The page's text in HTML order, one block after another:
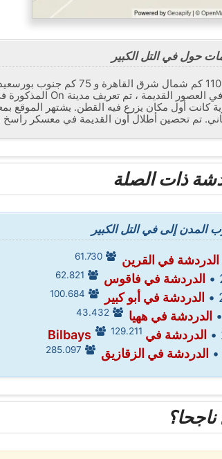
حول في التل الكبير
تم تحصين أطلال أون القديمة في معسكر راسخ
ذات الصلة
إلى في التل الكبير
الدردشة في القرين 61.730
الدردشة في فاقوس
الدردشة في أبو كبير
الدردشة في ههيا 43.432
الدردشة في Bilbays 129.211
الدردشة في الزقازيق